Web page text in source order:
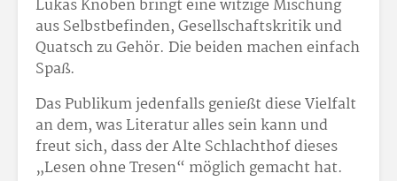
Lukas Knoben bringt eine witzige Mischung
aus Selbstbefinden, Gesellschaftskritik und
Quatsch zu Gehör. Die beiden machen einfach
Spaß.
Das Publikum jedenfalls genießt diese Vielfalt
an dem, was Literatur alles sein kann und
freut sich, dass der Alte Schlachthof dieses
„Lesen ohne Tresen“ möglich gemacht hat.